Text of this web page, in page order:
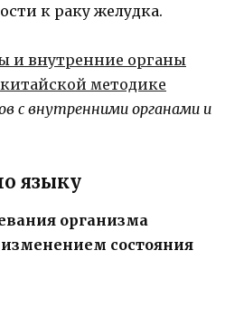
к раку желудка.
с внутренними органами и
языку
организма
состояния